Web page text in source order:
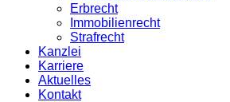
Erbrecht
Immobilienrecht
Strafrecht
Kanzlei
Karriere
Aktuelles
Kontakt